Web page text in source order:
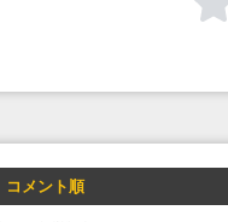
コメント順